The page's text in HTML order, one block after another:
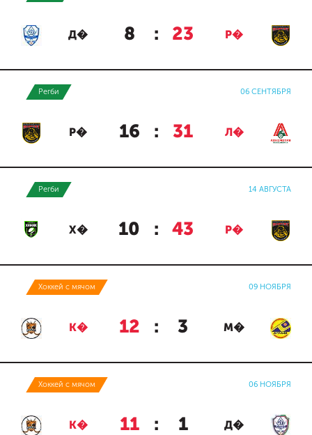
Д� 8 : 23 Р�
Регби 06 СЕНТЯБРЯ
Р� 16 : 31 Л�
Регби 14 АВГУСТА
Х� 10 : 43 Р�
Хоккей с мячом 09 НОЯБРЯ
К� 12 : 3 М�
Хоккей с мячом 06 НОЯБРЯ
К� 11 : 1 Д�